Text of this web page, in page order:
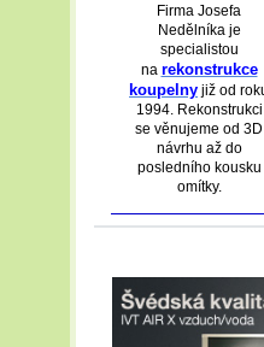
Firma Josefa
Nedělníka je
specialistou
na rekonstrukce
koupelny již od
1994. Rekonstrukci
se věnujeme od 3D
návrhu až do
posledního kousku
omítky.